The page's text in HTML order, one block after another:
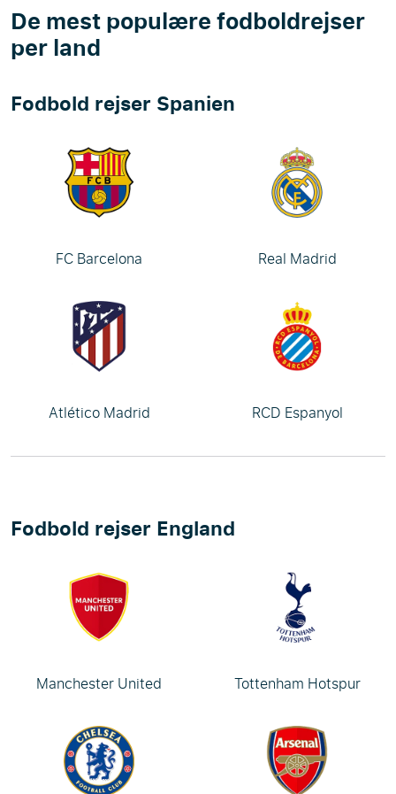
De mest populære fodboldrejser
per land
Fodbold rejser Spanien
FC Barcelona Real Madrid
Atlético Madrid RCD Espanyol
Fodbold rejser England
Manchester United Tottenham Hotspur